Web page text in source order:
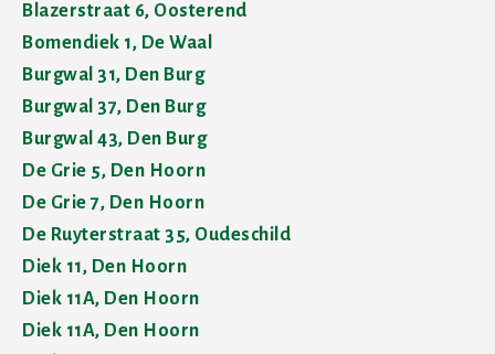
Blazerstraat 6, Oosterend
Bomendiek 1, De Waal
Burgwal 31, Den Burg
Burgwal 37, Den Burg
Burgwal 43, Den Burg
De Grie 5, Den Hoorn
De Grie 7, Den Hoorn
De Ruyterstraat 35, Oudeschild
Diek 11, Den Hoorn
Diek 11A, Den Hoorn
Diek 11A, Den Hoorn